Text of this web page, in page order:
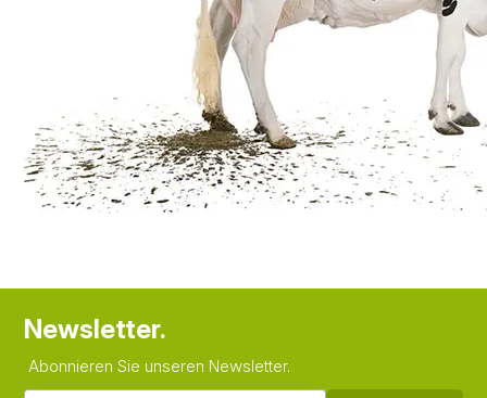
Newsletter.
Abonnieren Sie unseren Newsletter.